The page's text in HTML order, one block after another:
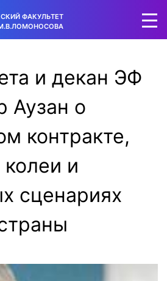
ФАКУЛЬТЕТ
и декан ЭФ
Аузан о
контракте,
и
сценариях